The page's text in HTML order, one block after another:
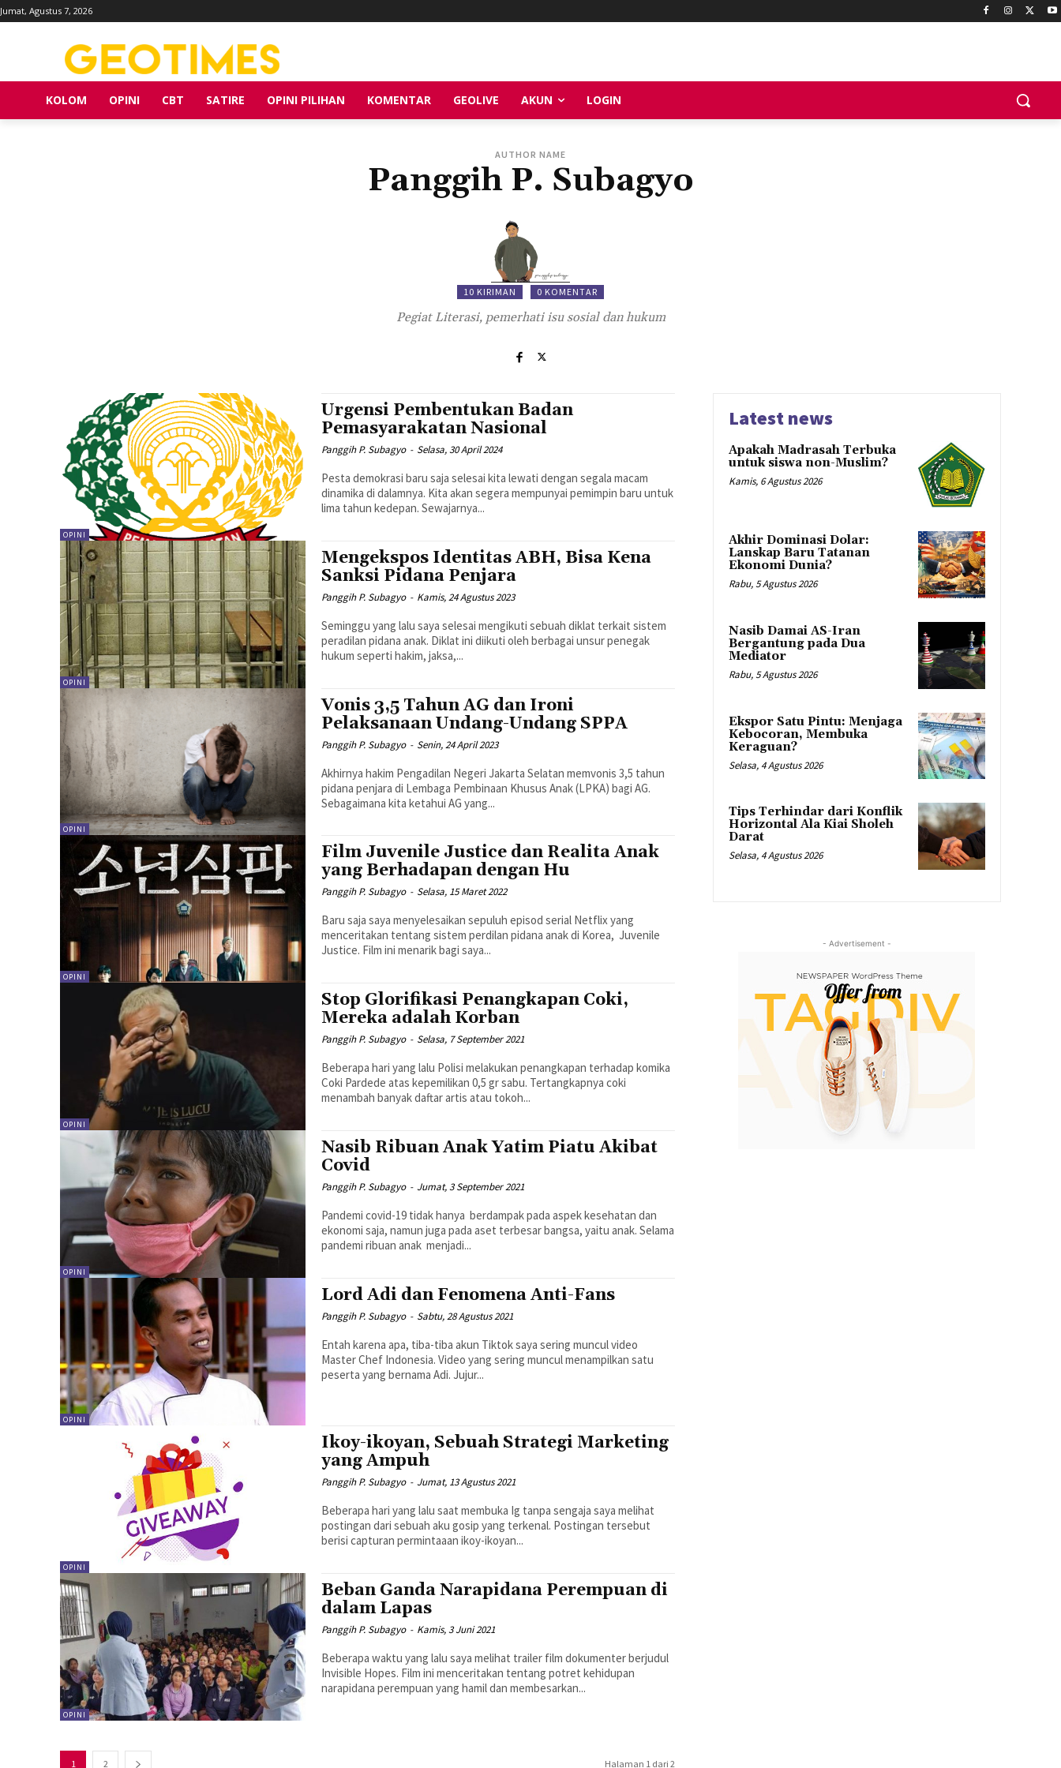
Jumat, Agustus 7, 2026
KOLOM OPINI CBT SATIRE OPINI PILIHAN KOMENTAR GEOLIVE AKUN LOGIN
AUTHOR NAME
Panggih P. Subagyo
10 KIRIMAN 0 KOMENTAR
Pegiat Literasi, pemerhati isu sosial dan hukum
OPINI
Urgensi Pembentukan Badan
Pemasyarakatan Nasional
Panggih P. Subagyo - Selasa, 30 April 2024
Pesta demokrasi baru saja selesai kita lewati dengan segala macam
dinamika di dalamnya. Kita akan segera mempunyai pemimpin baru untuk
lima tahun kedepan. Sewajarnya...
OPINI
Mengekspos Identitas ABH, Bisa Kena
Sanksi Pidana Penjara
Panggih P. Subagyo - Kamis, 24 Agustus 2023
Seminggu yang lalu saya selesai mengikuti sebuah diklat terkait sistem
peradilan pidana anak. Diklat ini diikuti oleh berbagai unsur penegak
hukum seperti hakim, jaksa,...
OPINI
Vonis 3,5 Tahun AG dan Ironi
Pelaksanaan Undang-Undang SPPA
Panggih P. Subagyo - Senin, 24 April 2023
Akhirnya hakim Pengadilan Negeri Jakarta Selatan memvonis 3,5 tahun
pidana penjara di Lembaga Pembinaan Khusus Anak (LPKA) bagi AG.
Sebagaimana kita ketahui AG yang...
OPINI
Film Juvenile Justice dan Realita Anak
yang Berhadapan dengan Hu
Panggih P. Subagyo - Selasa, 15 Maret 2022
Baru saja saya menyelesaikan sepuluh episod serial Netflix yang
menceritakan tentang sistem perdilan pidana anak di Korea, Juvenile
Justice. Film ini menarik bagi saya...
OPINI
Stop Glorifikasi Penangkapan Coki,
Mereka adalah Korban
Panggih P. Subagyo - Selasa, 7 September 2021
Beberapa hari yang lalu Polisi melakukan penangkapan terhadap komika
Coki Pardede atas kepemilikan 0,5 gr sabu. Tertangkapnya coki
menambah banyak daftar artis atau tokoh...
OPINI
Nasib Ribuan Anak Yatim Piatu Akibat
Covid
Panggih P. Subagyo - Jumat, 3 September 2021
Pandemi covid-19 tidak hanya berdampak pada aspek kesehatan dan
ekonomi saja, namun juga pada aset terbesar bangsa, yaitu anak. Selama
pandemi ribuan anak menjadi...
OPINI
Lord Adi dan Fenomena Anti-Fans
Panggih P. Subagyo - Sabtu, 28 Agustus 2021
Entah karena apa, tiba-tiba akun Tiktok saya sering muncul video
Master Chef Indonesia. Video yang sering muncul menampilkan satu
peserta yang bernama Adi. Jujur...
OPINI
Ikoy-ikoyan, Sebuah Strategi Marketing
yang Ampuh
Panggih P. Subagyo - Jumat, 13 Agustus 2021
Beberapa hari yang lalu saat membuka Ig tanpa sengaja saya melihat
postingan dari sebuah aku gosip yang terkenal. Postingan tersebut
berisi capturan permintaaan ikoy-ikoyan...
OPINI
Beban Ganda Narapidana Perempuan di
dalam Lapas
Panggih P. Subagyo - Kamis, 3 Juni 2021
Beberapa waktu yang lalu saya melihat trailer film dokumenter berjudul
Invisible Hopes. Film ini menceritakan tentang potret kehidupan
narapidana perempuan yang hamil dan membesarkan...
1 2 Halaman 1 dari 2
Latest news
Apakah Madrasah Terbuka
untuk siswa non-Muslim?
Kamis, 6 Agustus 2026
Akhir Dominasi Dolar:
Lanskap Baru Tatanan
Ekonomi Dunia?
Rabu, 5 Agustus 2026
Nasib Damai AS-Iran
Bergantung pada Dua
Mediator
Rabu, 5 Agustus 2026
Ekspor Satu Pintu: Menjaga
Kebocoran, Membuka
Keraguan?
Selasa, 4 Agustus 2026
Tips Terhindar dari Konflik
Horizontal Ala Kiai Sholeh
Darat
Selasa, 4 Agustus 2026
- Advertisement -